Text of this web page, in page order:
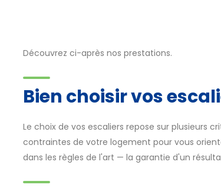
Découvrez ci-après nos prestations.
Bien choisir vos
Le choix de vos escaliers repose sur plusieurs
contraintes de votre logement pour vous
dans les règles de l'art — la garantie d'un